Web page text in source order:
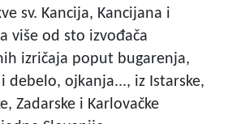
sv. Kancija, Kancijana i
više od sto izvođača
izričaja poput bugarenja,
debelo, ojkanja..., iz Istarske,
Zadarske i Karlovačke